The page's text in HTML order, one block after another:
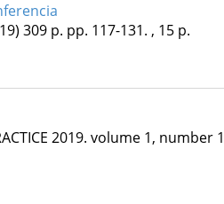
309 p. pp. 117-131. , 15 p.
2019. volume 1, number 1